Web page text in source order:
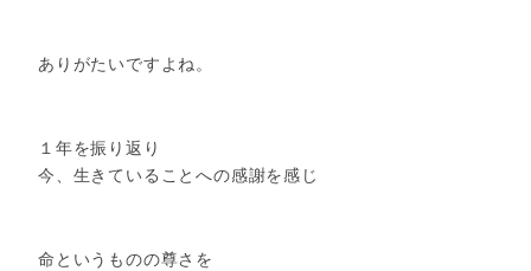
ありがたいですよね。
１年を振り返り
今、生きていることへの感謝を感じ
命というものの尊さを